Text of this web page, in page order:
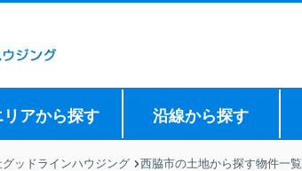
リアから探す 沿線から探す
ッドラインハウジング 西脇市の土地から探す物件一覧